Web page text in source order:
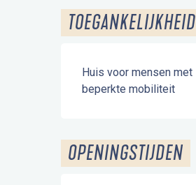
TOEGANKELIJKHEID
Huis voor mensen met
beperkte mobiliteit
OPENINGSTIJDEN